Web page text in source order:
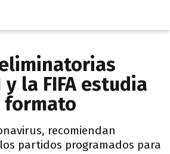
y la FIFA estudia
formato
recomiendan
partidos programados para